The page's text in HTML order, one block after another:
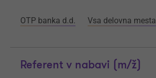
OTP banka d.d. Vsa delovna mesta
Referent v nabavi (m/ž)